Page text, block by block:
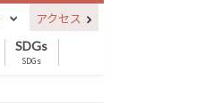
アクセス
SDGs
SDGs